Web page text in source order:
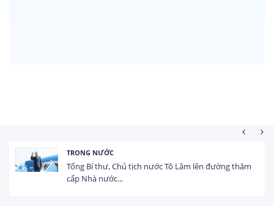
TRONG NƯỚC
Tổng Bí thư, Chủ tịch nước Tô Lâm lên đường thăm
cấp Nhà nước...